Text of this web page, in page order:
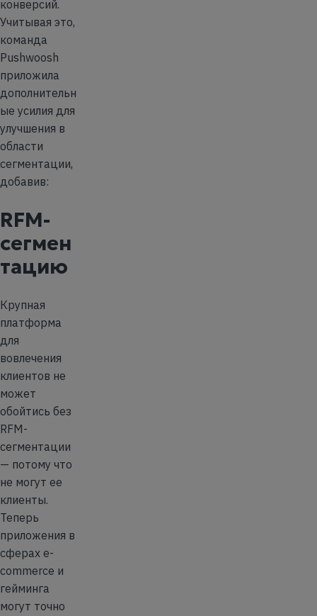
конверсий.
Учитывая это,
команда
Pushwoosh
приложила
дополнительн
ые усилия для
улучшения в
области
сегментации,
добавив:
RFM-
сегмен
тацию
Крупная
платформа
для
вовлечения
клиентов не
может
обойтись без
RFM-
сегментации
— потому что
не могут ее
клиенты.
Теперь
приложения в
сферах e-
commerce и
гейминга
могут точно